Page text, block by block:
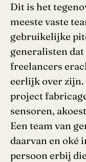
Dit is het
meeste vaste
gebruikelijke
generalisten dat
freelancers
eerlijk over zijn.
project
sensoren,
Een team van
daarvan en oké
persoon erbij